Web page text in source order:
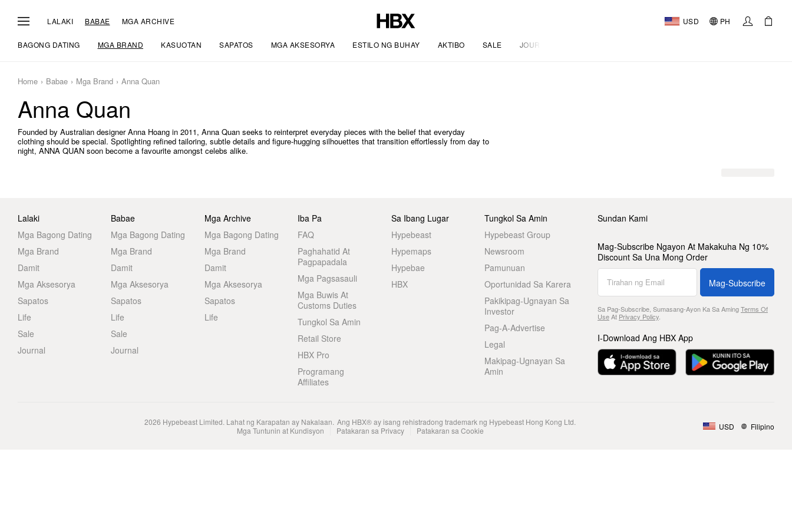
LALAKI BABAE MGA ARCHIVE USD PH
BAGONG DATING MGA BRAND KASUOTAN SAPATOS MGA AKSESORYA ESTILO NG BUHAY AKTIBO SALE JOURNAL
Home Babae Mga Brand Anna Quan
Anna Quan
Founded by Australian designer Anna Hoang in 2011, Anna Quan seeks to reinterpret everyday pieces with the belief that everyday
clothing should be special. Spotlighting refined tailoring, subtle details and figure-hugging silhouettes that transition effortlessly from day to
night, ANNA QUAN soon become a favourite amongst celebs alike.
Lalaki
Mga Bagong Dating
Mga Brand
Damit
Mga Aksesorya
Sapatos
Life
Sale
Journal
Babae
Mga Bagong Dating
Mga Brand
Damit
Mga Aksesorya
Sapatos
Life
Sale
Journal
Mga Archive
Mga Bagong Dating
Mga Brand
Damit
Mga Aksesorya
Sapatos
Life
Iba Pa
FAQ
Paghahatid At
Pagpapadala
Mga Pagsasauli
Mga Buwis At
Customs Duties
Tungkol Sa Amin
Retail Store
HBX Pro
Programang
Affiliates
Sa Ibang Lugar
Hypebeast
Hypemaps
Hypebae
HBX
Tungkol Sa Amin
Hypebeast Group
Newsroom
Pamunuan
Oportunidad Sa Karera
Pakikipag-Ugnayan Sa
Investor
Pag-A-Advertise
Legal
Makipag-Ugnayan Sa
Amin
Sundan Kami
Mag-Subscribe Ngayon At Makakuha Ng 10%
Discount Sa Una Mong Order
Mag-Subscribe
Sa Pag-Subscribe, Sumasang-Ayon Ka Sa AmingTerms Of
UseAt Privacy Policy.
I-Download Ang HBX App
2026 Hypebeast Limited. Lahat ng Karapatan ay Nakalaan. Ang HBX® ay isang rehistradong trademark ng Hypebeast Hong Kong Ltd.
Mga Tuntunin at Kundisyon
Patakaran sa Privacy Patakaran sa Cookie USD Filipino